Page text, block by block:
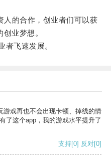
的合作，创业者们可以获
业梦想。
飞速发展。
游戏再也不会出现卡顿、掉线的情
了这个app，我的游戏水平提升了
支持[0] 反对[0]